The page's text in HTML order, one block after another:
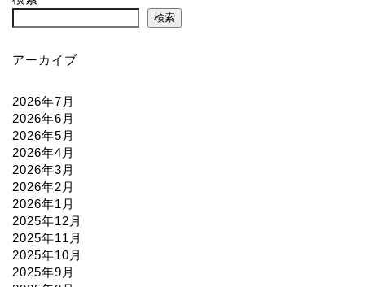
検索
アーカイブ
2026年7月
2026年6月
2026年5月
2026年4月
2026年3月
2026年2月
2026年1月
2025年12月
2025年11月
2025年10月
2025年9月